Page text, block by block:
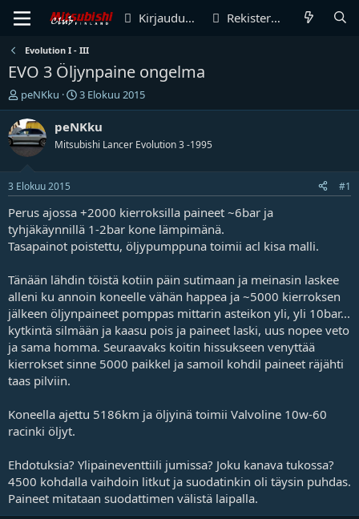
Kirjaudu sisään Rekisteröidy
Evolution I - III
EVO 3 Öljynpaine ongelma
V
i
e
s
t
k
e
t
j
u
n
l
o
i
t
t
a
j
a
peNKku
A
l
o
i
t
p
ä
i
v
ä
ä
ä
r
ä
3 Elokuu 2015
peNKku
Mitsubishi Lancer Evolution 3 -1995
3 Elokuu 2015 #1
Perus ajossa +2000 kierroksilla paineet ~6bar ja
tyhjäkäynnillä 1-2bar kone lämpimänä.
Tasapainot poistettu, öljypumppuna toimii acl kisa malli.
Tänään lähdin töistä kotiin päin sutimaan ja meinasin laskee
alleni ku annoin koneelle vähän happea ja ~5000 kierroksen
jälkeen öljynpaineet pomppas mittarin asteikon yli, yli 10bar...
kytkintä silmään ja kaasu pois ja paineet laski, uus nopee veto
ja sama homma. Seuraavaks koitin hissukseen venyttää
kierrokset sinne 5000 paikkel ja samoil kohdil paineet räjähti
taas pilviin.
Koneella ajettu 5186km ja öljyinä toimii Valvoline 10w-60
racinki öljyt.
Ehdotuksia? Ylipaineventtiili jumissa? Joku kanava tukossa?
4500 kohdalla vaihdoin litkut ja suodatinkin oli täysin puhdas.
Paineet mitataan suodattimen välistä laipalla.